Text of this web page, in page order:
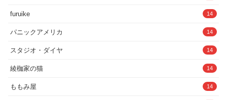
furuike 14
パニックアメリカ 14
スタジオ・ダイヤ 14
綾枷家の猫 14
ももみ屋 14